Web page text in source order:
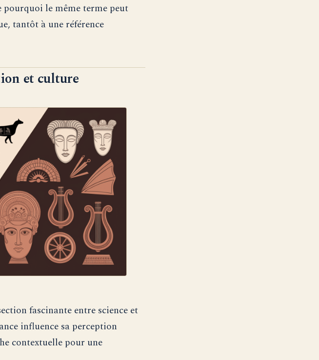
pourquoi le même terme peut
tantôt à une référence
et culture
fascinante entre science et
influence sa perception
contextuelle pour une